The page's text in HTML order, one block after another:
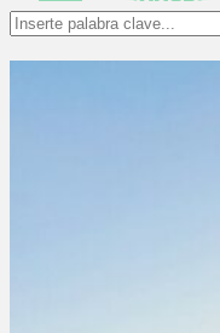
Search
for: